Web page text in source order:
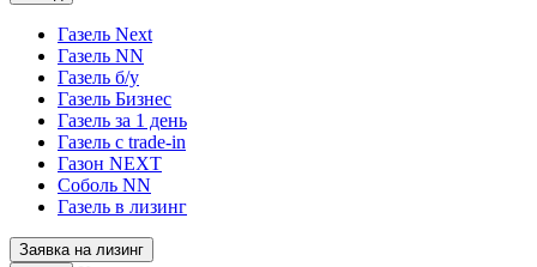
Газель Next
Газель NN
Газель б/у
Газель Бизнес
Газель за 1 день
Газель с trade-in
Газон NEXT
Соболь NN
Газель в лизинг
Заявка на лизинг